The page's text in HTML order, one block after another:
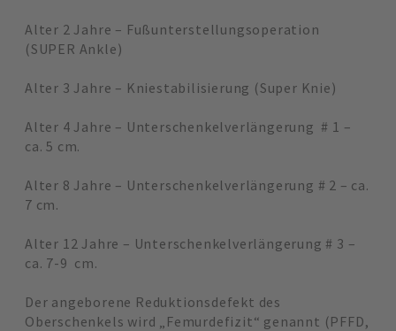
Alter 2 Jahre – Fußunterstellungsoperation
(SUPER Ankle)
Alter 3 Jahre – Kniestabilisierung (Super Knie)
Alter 4 Jahre – Unterschenkelverlängerung # 1 –
ca. 5 cm.
Alter 8 Jahre – Unterschenkelverlängerung # 2 – ca.
7 cm.
Alter 12 Jahre – Unterschenkelverlängerung # 3 –
ca. 7-9 cm.
Der angeborene Reduktionsdefekt des
Oberschenkels wird „Femurdefizit“ genannt (PFFD,